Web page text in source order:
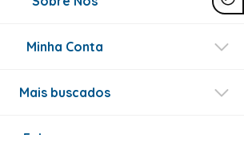
Minha Conta
Mais buscados
Fale conosco